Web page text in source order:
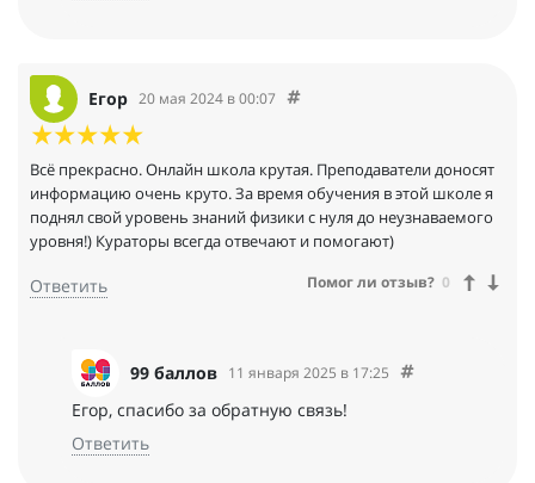
Егор 20 мая 2024 в 00:07
Всё прекрасно. Онлайн школа крутая. Преподаватели доносят
информацию очень круто. За время обучения в этой школе я
поднял свой уровень знаний физики с нуля до неузнаваемого
уровня!) Кураторы всегда отвечают и помогают)
Ответить Помог ли отзыв? 0
99 баллов 11 января 2025 в 17:25
Егор, спасибо за обратную связь!
Ответить